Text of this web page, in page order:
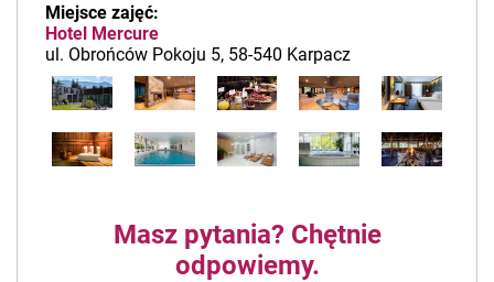
Miejsce zajęć:
Hotel Mercure
ul. Obrońców Pokoju 5, 58-540 Karpacz
Masz pytania? Chętnie
odpowiemy.